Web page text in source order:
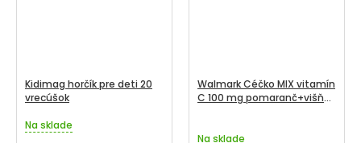
Kidimag horčík pre deti 20
vrecúšok
Priemerné
Na sklade
Walmark Céčko MIX vitamín
C 100 mg pomaranč+višňa
Na sklade